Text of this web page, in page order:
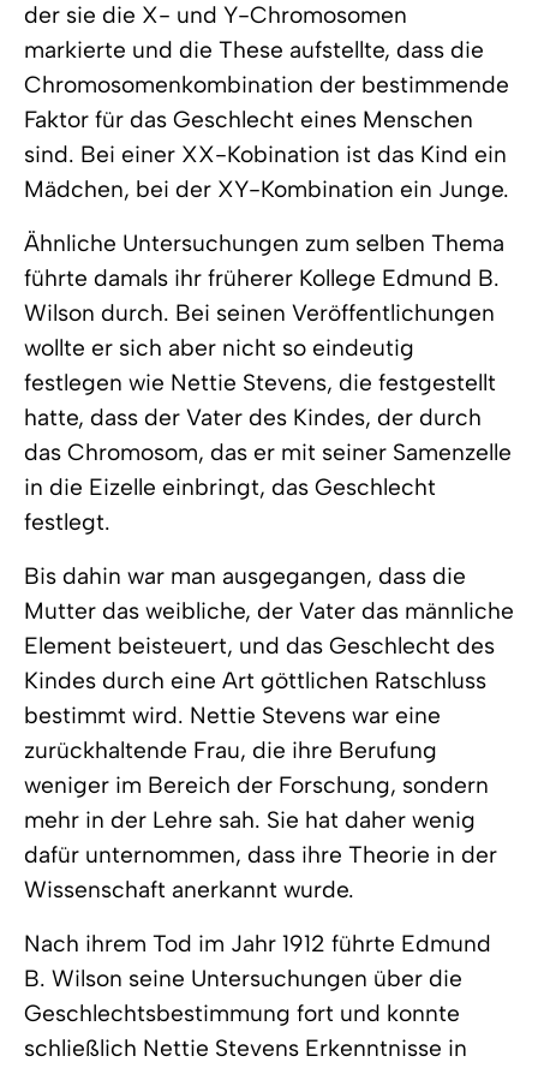
der sie die X- und Y-Chromosomen
markierte und die These aufstellte, dass die
Chromosomenkombination der bestimmende
Faktor für das Geschlecht eines Menschen
sind. Bei einer XX-Kobination ist das Kind ein
Mädchen, bei der XY-Kombination ein Junge.
Ähnliche Untersuchungen zum selben Thema
führte damals ihr früherer Kollege Edmund B.
Wilson durch. Bei seinen Veröffentlichungen
wollte er sich aber nicht so eindeutig
festlegen wie Nettie Stevens, die festgestellt
hatte, dass der Vater des Kindes, der durch
das Chromosom, das er mit seiner Samenzelle
in die Eizelle einbringt, das Geschlecht
festlegt.
Bis dahin war man ausgegangen, dass die
Mutter das weibliche, der Vater das männliche
Element beisteuert, und das Geschlecht des
Kindes durch eine Art göttlichen Ratschluss
bestimmt wird. Nettie Stevens war eine
zurückhaltende Frau, die ihre Berufung
weniger im Bereich der Forschung, sondern
mehr in der Lehre sah. Sie hat daher wenig
dafür unternommen, dass ihre Theorie in der
Wissenschaft anerkannt wurde.
Nach ihrem Tod im Jahr 1912 führte Edmund
B. Wilson seine Untersuchungen über die
Geschlechtsbestimmung fort und konnte
schließlich Nettie Stevens Erkenntnisse in